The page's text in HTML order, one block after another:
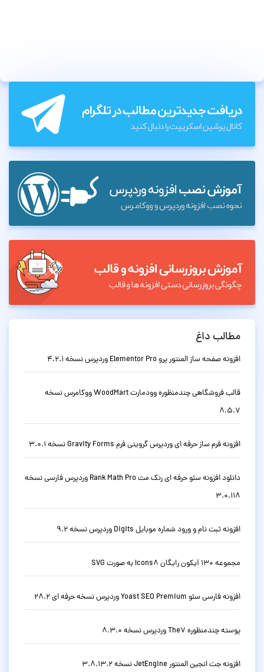
مطالب داغ
افزونه صفحه ساز المنتور پرو Elementor Pro وردپرس نسخه 4.2.1
قالب فروشگاهی چندمنظوره وودمارت WoodMart ووکامرس نسخه
8.5.7
افزونه فرم ساز حرفه ای وردپرس گرویتی فرم Gravity Forms نسخه 3.0.1
دانلود افزونه سئو حرفه ای رنک مث Rank Math Pro وردپرس فارسی نسخه
3.0.118
افزونه ثبت نام و ورود شماره موبایل Digits وردپرس نسخه 9.2
مجموعه 130 آیکون رایگان Icons8 به صورت SVG
افزونه فارسی سئو Yoast SEO Premium وردپرس نسخه حرفه ای 28.2
پوسته چندمنظوره The7 وردپرس نسخه 8.3.0
افزونه جت انجین المنتور JetEngine نسخه 3.8.13.2